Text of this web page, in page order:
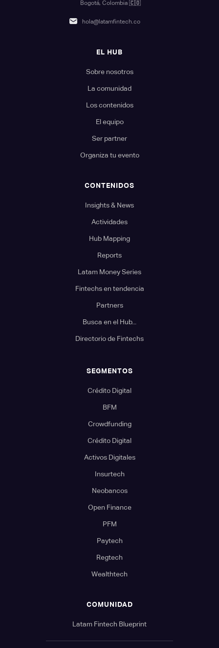
Bogotá, Colombia 🇨🇴
hola@latamfintech.co
EL HUB
Sobre nosotros
La comunidad
Los contenidos
El equipo
Ser partner
Organiza tu evento
CONTENIDOS
Insights & News
Actividades
Hub Mapping
Reports
Latam Money Series
Fintechs en tendencia
Partners
Busca en el Hub...
Directorio de Fintechs
SEGMENTOS
Crédito Digital
BFM
Crowdfunding
Crédito Digital
Activos Digitales
Insurtech
Neobancos
Open Finance
PFM
Paytech
Regtech
Wealthtech
COMUNIDAD
Latam Fintech Blueprint